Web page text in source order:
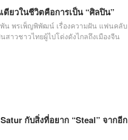
ดียวในชีวิตคือการเป็น “ศิลปิน”
น พรเพ็ญพิพัฒน์ เรื่องความฝัน แฟนคลับ
สาวชาวไทยผู้ไปโด่งดังไกลถึงเมืองจีน
กับสิ่งที่อยาก “Steal” จากอีก